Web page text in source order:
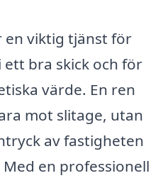
en viktig tjänst för
bra skick och för
värde. En ren
mot slitage, utan
av fastigheten
en professionell